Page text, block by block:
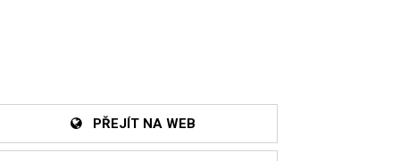
PŘEJÍT NA WEB